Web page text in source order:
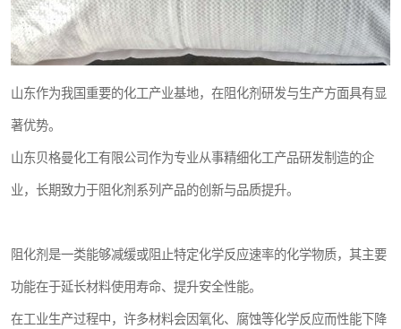
山东作为我国重要的化工产业基地，在阻化剂研发与生产方面具有显
著优势。
山东贝格曼化工有限公司作为专业从事精细化工产品研发制造的企
业，长期致力于阻化剂系列产品的创新与品质提升。
阻化剂是一类能够减缓或阻止特定化学反应速率的化学物质，其主要
功能在于延长材料使用寿命、提升安全性能。
在工业生产过程中，许多材料会因氧化、腐蚀等化学反应而性能下降